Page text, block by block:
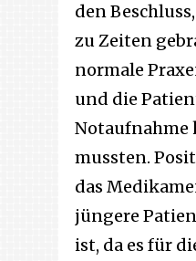
den
zu Zeiten
normale
und die
Notaufnahme
mussten.
das
jüngere
ist, da es für